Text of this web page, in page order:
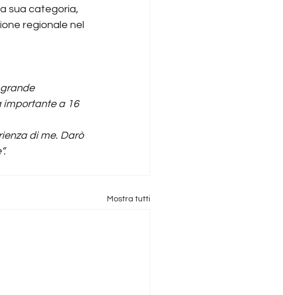
sua categoria,
regionale nel
importante a 16
di me. Darò
Mostra tutti